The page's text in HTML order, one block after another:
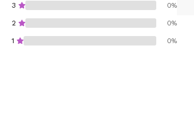
3 0%
2 0%
1 0%